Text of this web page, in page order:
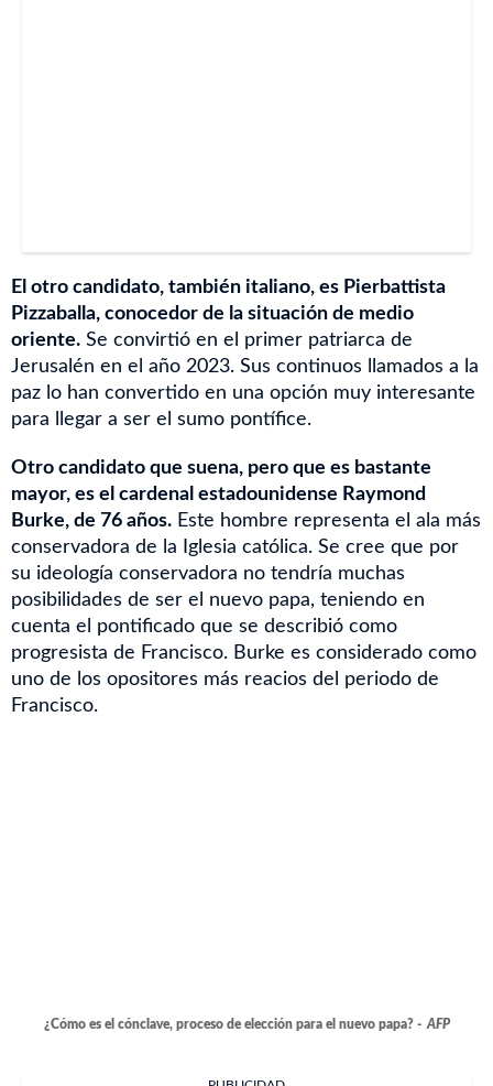
El otro candidato, también italiano, es Pierbattista
Pizzaballa, conocedor de la situación de medio
oriente. Se convirtió en el primer patriarca de
Jerusalén en el año 2023. Sus continuos llamados a la
paz lo han convertido en una opción muy interesante
para llegar a ser el sumo pontífice.
Otro candidato que suena, pero que es bastante
mayor, es el cardenal estadounidense Raymond
Burke, de 76 años. Este hombre representa el ala más
conservadora de la Iglesia católica. Se cree que por
su ideología conservadora no tendría muchas
posibilidades de ser el nuevo papa, teniendo en
cuenta el pontificado que se describió como
progresista de Francisco. Burke es considerado como
uno de los opositores más reacios del periodo de
Francisco.
¿Cómo es el cónclave, proceso de elección para el nuevo papa? - AFP